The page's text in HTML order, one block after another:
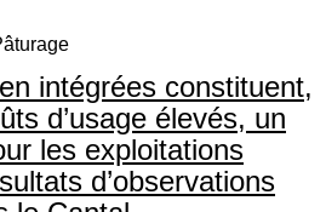
intégrées constituent,
d’usage élevés, un
les exploitations
d’observations